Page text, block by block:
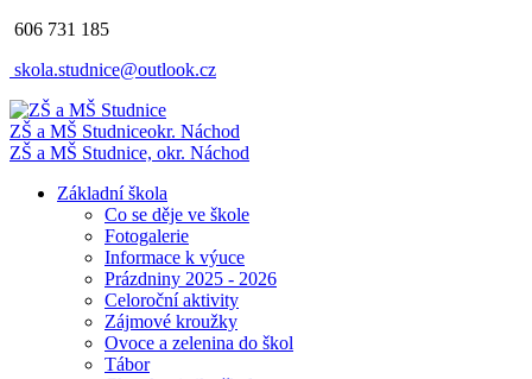
606 731 185
skola.studnice@outlook.cz
ZŠ a MŠ Studniceokr. Náchod
ZŠ a MŠ Studnice, okr. Náchod
Základní škola
Co se děje ve škole
Fotogalerie
Informace k výuce
Prázdniny 2025 - 2026
Celoroční aktivity
Zájmové kroužky
Ovoce a zelenina do škol
Tábor